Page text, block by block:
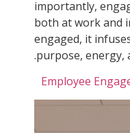
importantly,
both at work and
engaged, it
purpose, energy,
Employee